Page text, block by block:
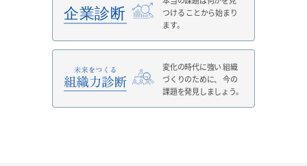
つける ことから始まり
ます。
変化の時代に強い組織
づくりのために、
今の
課題を発見しましょう。